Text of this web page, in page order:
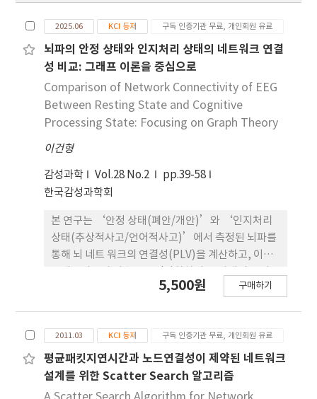
2025.06 KCI 등재 구독 인증기관 무료, 개인회원 유료
뇌파의 안정 상태와 인지처리 상태의 네트워크 연결
성 비교: 그래프 이론을 중심으로
Comparison of Network Connectivity of EEG
Between Resting State and Cognitive
Processing State: Focusing on Graph Theory
이건형
감성과학 Vol.28 No.2
pp.39-58
한국감성과학회
본 연구는 ‘안정 상태(폐안/개안)’와 ‘인지처리
상태(추상적사고/언어적사고)’에서 측정된 뇌파를
통해 뇌 네트 워크의 연결성(PLV)을 계산하고, 이를
비교⋅분석하기 위한 목적으로 수행되었다. 네트워크
리 상태’에서 공통으로 2개 프로파일을 식별하였으
며, 그 결과에 대한 심리적 개인차의 타당성 을 확보하
기 위하여 성격6요인 구조와의 영향관계를 검증하였
다. 결과로써 개안상태의 뇌가 가장 높은 Efficiency
5,500원 구매하기
2011.03 KCI 등재 구독 인증기관 무료, 개인회원 유료
평균패킷지연시간과 노드연결성이 제약된 네트워크
설계를 위한 Scatter Search 알고리즘